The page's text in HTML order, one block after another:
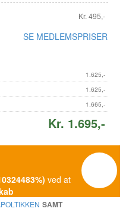
Kr. 495,-
SE MEDLEMSPRISER
1.625,-
1.625,-
1.665,-
Kr. 1.695,-
ved at
SAMT